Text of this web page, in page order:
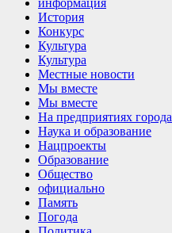
информация
История
Конкурс
Культура
Культура
Местные новости
Мы вместе
Мы вместе
На предприятиях города
Наука и образование
Нацпроекты
Образование
Общество
официально
Память
Погода